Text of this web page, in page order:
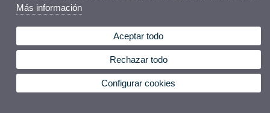
Más información
Aceptar todo
Rechazar todo
Configurar cookies